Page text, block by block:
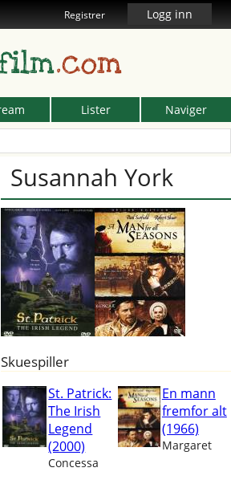
Registrer Logg inn
.com
Lister Naviger
Susannah York
Skuespiller
St. Patrick:
The Irish
Legend
(2000)
Concessa
En mann
fremfor alt
(1966)
Margaret